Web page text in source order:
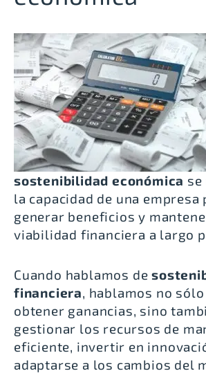
sostenibilidad económica se
la capacidad de una empresa
generar beneficios y
viabilidad financiera a largo
Cuando hablamos de
financiera, hablamos no sólo
obtener ganancias, sino
gestionar los recursos de
eficiente, invertir en
adaptarse a los cambios del